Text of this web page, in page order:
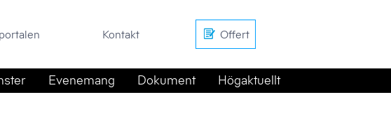
Kontakt Offert
Evenemang Dokument Högaktuellt